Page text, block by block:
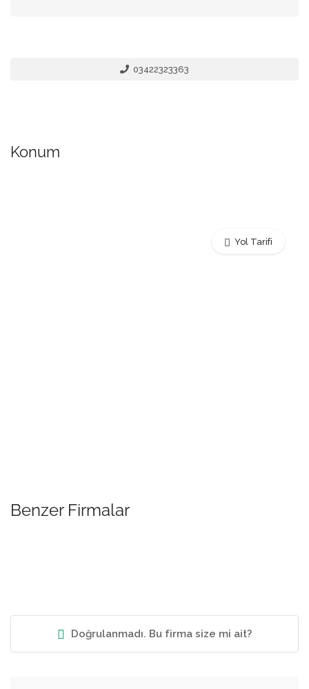
03422323363
Konum
Yol Tarifi
Benzer Firmalar
Doğrulanmadı. Bu firma size mi ait?